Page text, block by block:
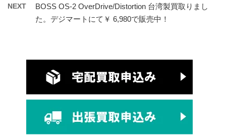
NEXT
BOSS OS-2 OverDrive/Distortion 台湾製買取りまし
た。デジマートにて￥ 6,980で販売中！